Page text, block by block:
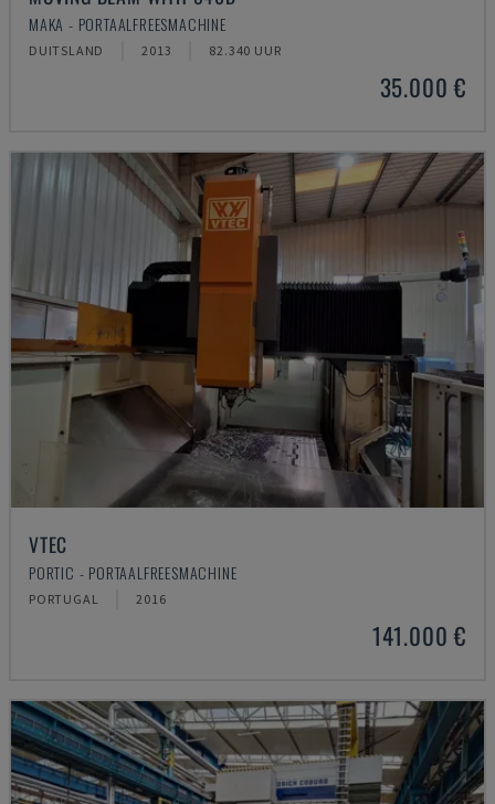
MAKA - PORTAALFREESMACHINE
DUITSLAND 2013 82.340 UUR
35.000 €
VTEC
PORTIC - PORTAALFREESMACHINE
PORTUGAL 2016
141.000 €